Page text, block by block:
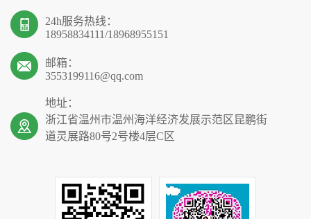
24h服务热线：
18958834111/18968955151
邮箱：
3553199116@qq.com
地址：
浙江省温州市温州海洋经济发展示范区昆鹏街
道灵展路80号2号楼4层C区